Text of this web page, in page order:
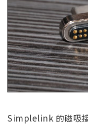
Simplelink 的磁吸